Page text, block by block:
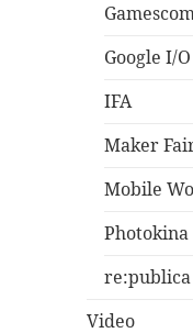
Google I/O
IFA
Maker
Mobile
Photokina
re:publica
Video